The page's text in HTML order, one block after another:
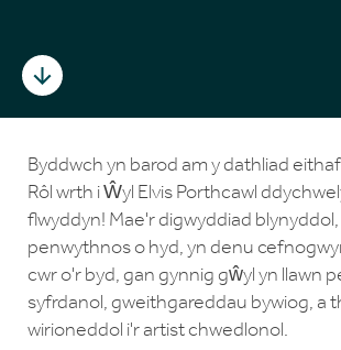
Byddwch yn barod am y dathliad
Rôl wrth i Ŵyl Elvis Porthcawl
flwyddyn! Mae'r digwyddiad blynyddol,
penwythnos o hyd, yn denu
cwr o'r byd, gan gynnig gŵyl yn llawn
syfrdanol, gweithgareddau bywiog, a
wirioneddol i'r artist chwedlonol.